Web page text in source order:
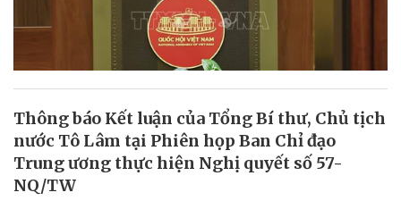
Thông báo Kết luận của Tổng Bí thư, Chủ tịch
nước Tô Lâm tại Phiên họp Ban Chỉ đạo
Trung ương thực hiện Nghị quyết số 57-
NQ/TW